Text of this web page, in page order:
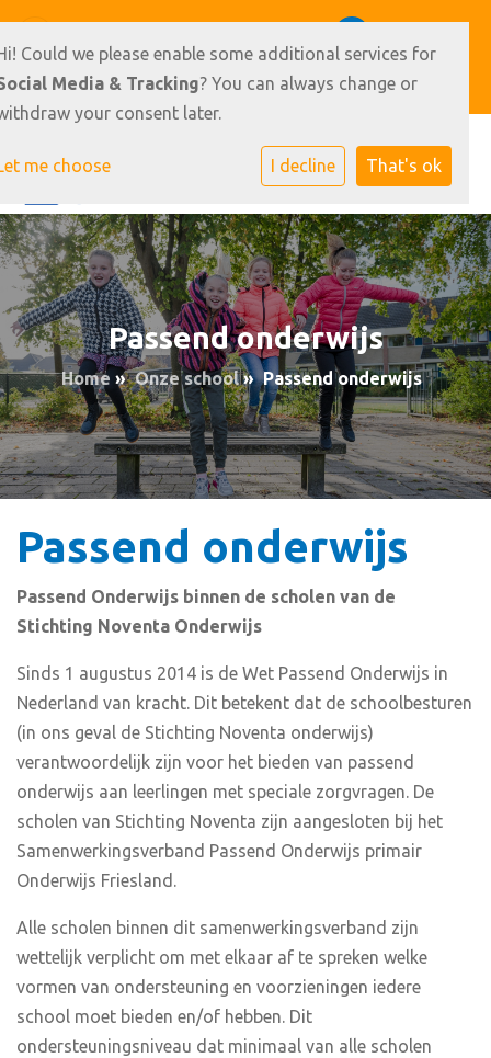
E-mailadres
Passend onderwijs
Home » Onze school» Passend onderwijs
Passend onderwijs
Passend Onderwijs binnen de scholen van de
Stichting Noventa Onderwijs
Sinds 1 augustus 2014 is de Wet Passend Onderwijs in
Nederland van kracht. Dit betekent dat de schoolbesturen
(in ons geval de Stichting Noventa onderwijs)
verantwoordelijk zijn voor het bieden van passend
onderwijs aan leerlingen met speciale zorgvragen. De
scholen van Stichting Noventa zijn aangesloten bij het
Samenwerkingsverband Passend Onderwijs primair
Onderwijs Friesland.
Alle scholen binnen dit samenwerkingsverband zijn
wettelijk verplicht om met elkaar af te spreken welke
vormen van ondersteuning en voorzieningen iedere
school moet bieden en/of hebben. Dit
ondersteuningsniveau dat minimaal van alle scholen
Could we please enable some additional services for
Media & Tracking? You can always change or
your consent later.
me choose I decline That's ok